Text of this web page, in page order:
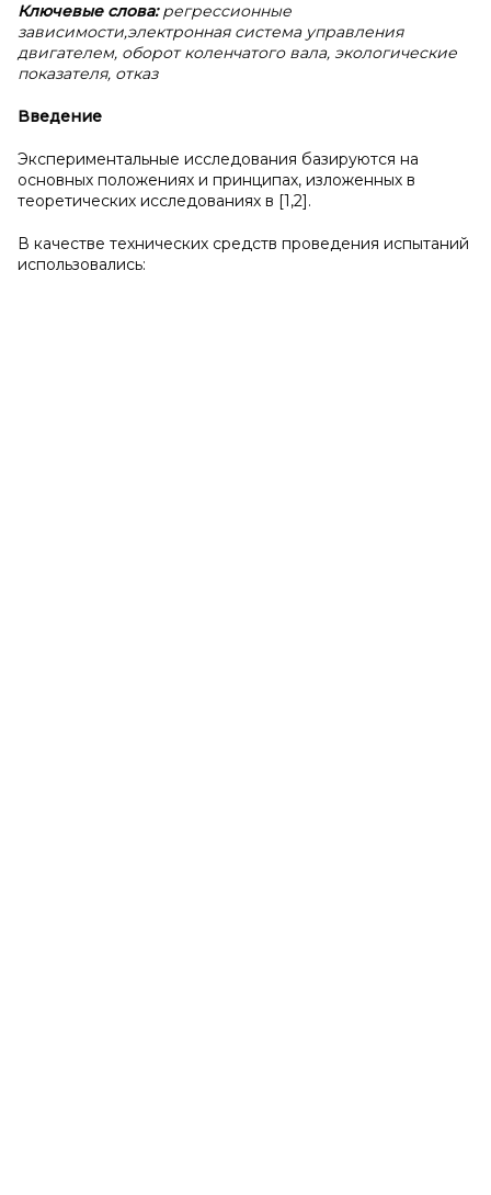
Ключевые слова:регрессионные
зависимости,электронная система управления
двигателем, оборот коленчатого вала, экологические
показателя, отказ
Введение
Экспериментальные исследования базируются на
основных положениях и принципах, изложенных в
теоретических исследованиях в [1,2].
В качестве технических средств проведения испытаний
использовались: